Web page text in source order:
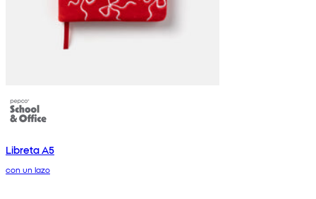
Libreta A5
con un lazo